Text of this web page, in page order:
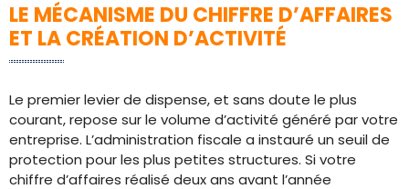
LE MÉCANISME DU CHIFFRE D’AFFAIRES
ET LA CRÉATION D’ACTIVITÉ
Le premier levier de dispense, et sans doute le plus
courant, repose sur le volume d’activité généré par votre
entreprise. L’administration fiscale a instauré un seuil de
protection pour les plus petites structures. Si votre
chiffre d’affaires réalisé deux ans avant l’année